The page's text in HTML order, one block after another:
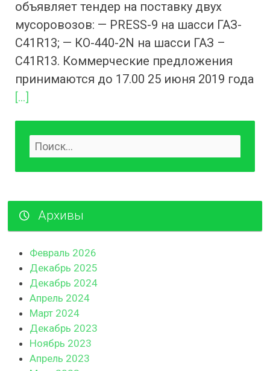
объявляет тендер на поставку двух
мусоровозов: — PRESS-9 на шасси ГАЗ-
С41R13; — КО-440-2N на шасси ГАЗ –
С41R13. Коммерческие предложения
принимаются до 17.00 25 июня 2019 года
[…]
Архивы
Февраль 2026
Декабрь 2025
Декабрь 2024
Апрель 2024
Март 2024
Декабрь 2023
Ноябрь 2023
Апрель 2023